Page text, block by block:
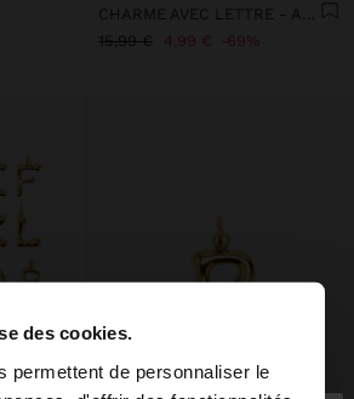
des cookies.
permettent de personnaliser le
CHARME AVEC LETTRE - ACIER INOXYDABLE
15,99 € 4,99 € 69%